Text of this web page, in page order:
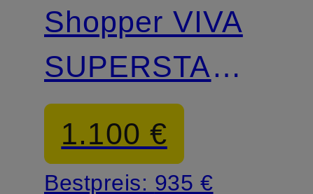
Shopper VIVA
SUPERSTAR
CROCHET
MEDIUM
1.100 €
Bestpreis: 935 €